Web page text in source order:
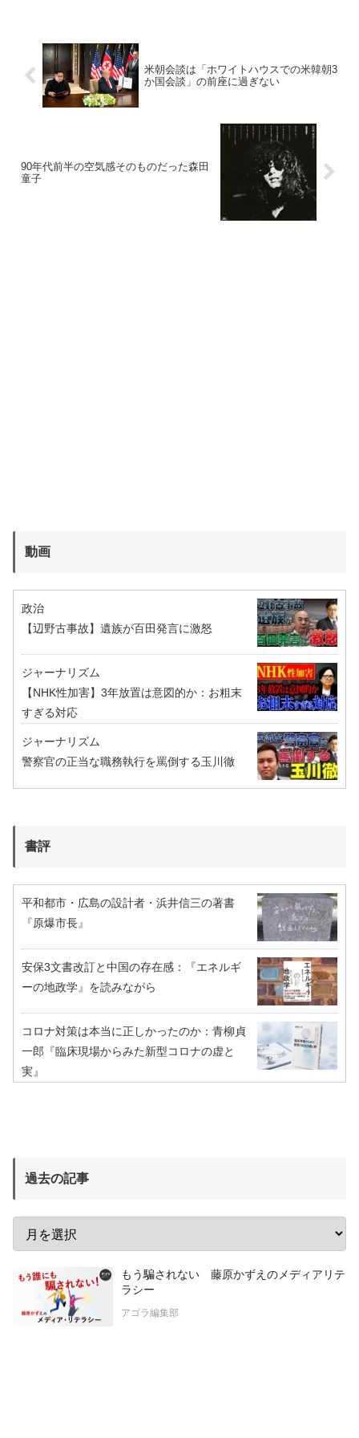
米朝会談は「ホワイトハウスでの米韓朝3
か国会談」の前座に過ぎない
90年代前半の空気感そのものだった森田
童子
動画
政治
【辺野古事故】遺族が百田発言に激怒
ジャーナリズム
【NHK性加害】3年放置は意図的か：お粗末
すぎる対応
ジャーナリズム
警察官の正当な職務執行を罵倒する玉川徹
書評
平和都市・広島の設計者・浜井信三の著書
『原爆市長』
安保3文書改訂と中国の存在感：『エネルギ
ーの地政学』を読みながら
コロナ対策は本当に正しかったのか：青柳貞
一郎『臨床現場からみた新型コロナの虚と
実』
過去の記事
もう騙されない 藤原かずえのメディアリテ
ラシー
アゴラ編集部